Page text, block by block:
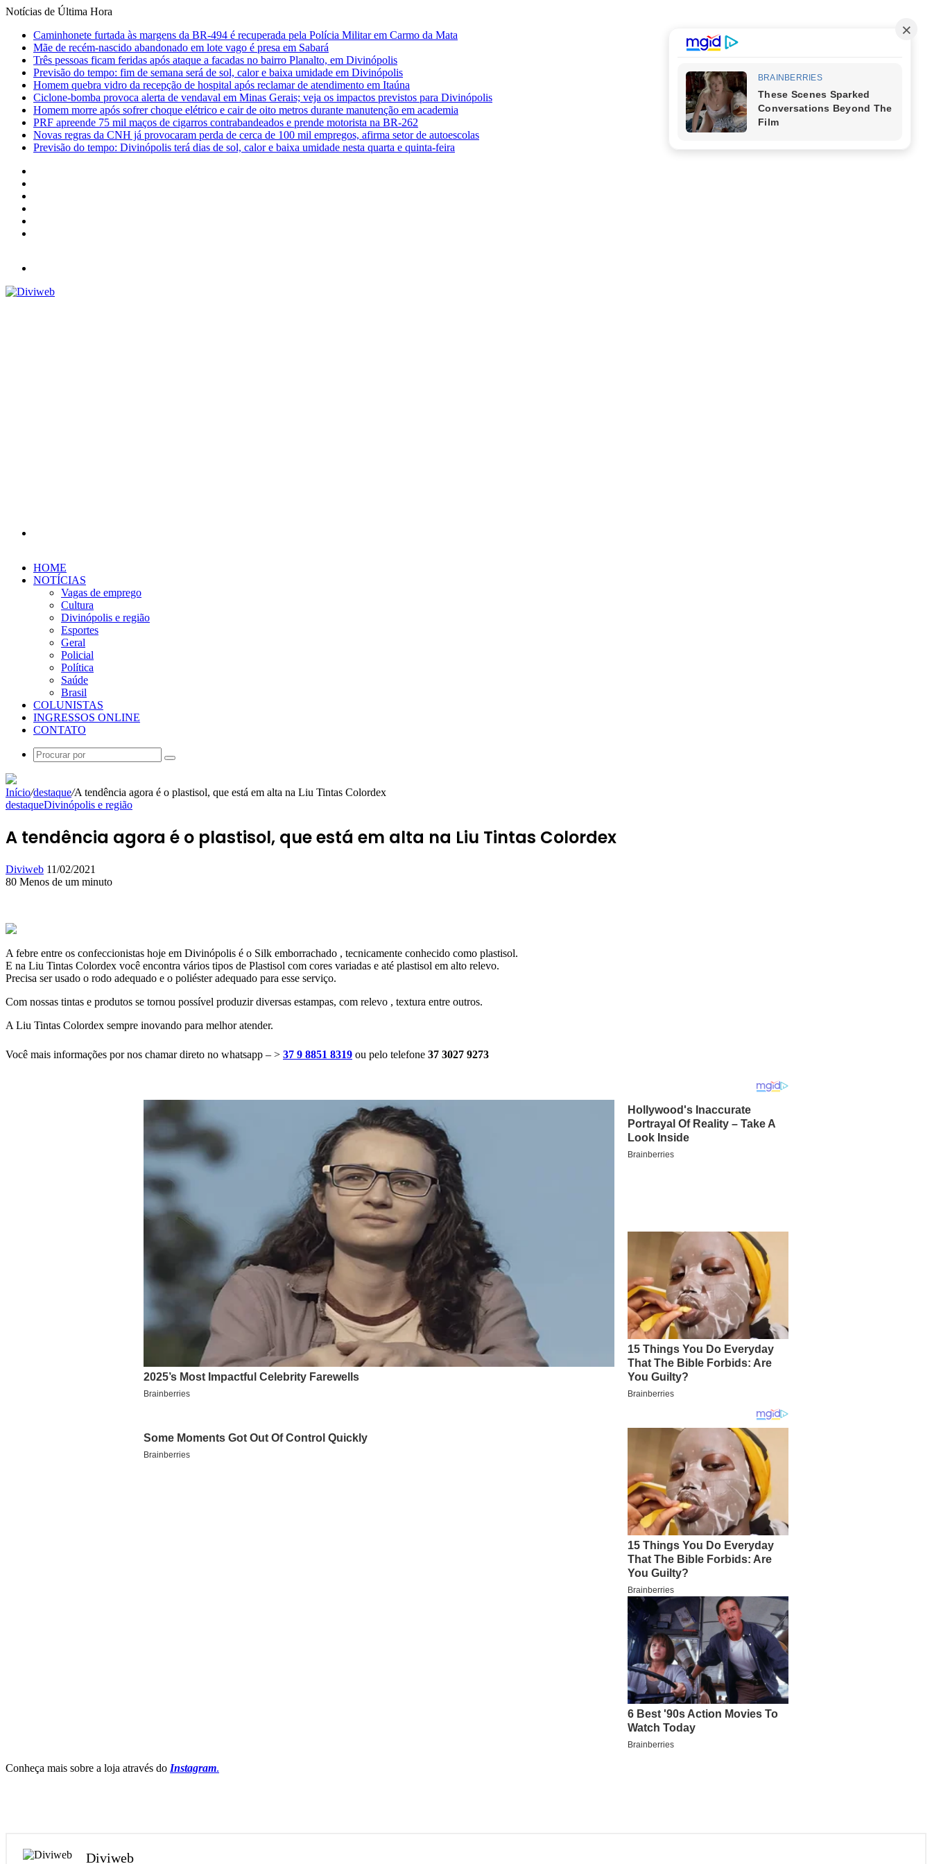
Notícias de Última Hora
Caminhonete furtada às margens da BR-494 é recuperada pela Polícia Militar em Carmo da Mata
Mãe de recém-nascido abandonado em lote vago é presa em Sabará
Três pessoas ficam feridas após ataque a facadas no bairro Planalto, em Divinópolis
Previsão do tempo: fim de semana será de sol, calor e baixa umidade em Divinópolis
Homem quebra vidro da recepção de hospital após reclamar de atendimento em Itaúna
Ciclone-bomba provoca alerta de vendaval em Minas Gerais; veja os impactos previstos para Divinópolis
Homem morre após sofrer choque elétrico e cair de oito metros durante manutenção em academia
PRF apreende 75 mil maços de cigarros contrabandeados e prende motorista na BR-262
Novas regras da CNH já provocaram perda de cerca de 100 mil empregos, afirma setor de autoescolas
Previsão do tempo: Divinópolis terá dias de sol, calor e baixa umidade nesta quarta e quinta-feira
HOME
NOTÍCIAS
Vagas de emprego
Cultura
Divinópolis e região
Esportes
Geral
Policial
Política
Saúde
Brasil
COLUNISTAS
INGRESSOS ONLINE
CONTATO
Procurar
Início/destaque/A tendência agora é o plastisol, que está em alta na Liu Tintas Colordex
destaqueDivinópolis e região
A tendência agora é o plastisol, que está em alta na Liu Tintas Colordex
Diviweb Mande
um
11/02/2021
80 Menos de um minuto
A febre entre os confeccionistas hoje em Divinópolis é o Silk emborrachado , tecnicamente conhecido como plastisol.
E na Liu Tintas Colordex você encontra vários tipos de Plastisol com cores variadas e até plastisol em alto relevo.
Precisa ser usado o rodo adequado e o poliéster adequado para esse serviço.
Com nossas tintas e produtos se tornou possível produzir diversas estampas, com relevo , textura entre outros.
A Liu Tintas Colordex sempre inovando para melhor atender.
Você mais informações por nos chamar direto no whatsapp – > 37 9 8851 8319 ou pelo telefone 37 3027 9273
Conheça mais sobre a loja através do Instagram.
Diviweb